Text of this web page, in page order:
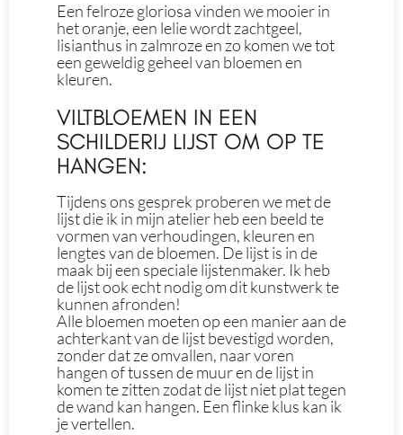
Een felroze gloriosa vinden we mooier in
het oranje, een lelie wordt zachtgeel,
lisianthus in zalmroze en zo komen we tot
een geweldig geheel van bloemen en
kleuren.
VILTBLOEMEN IN EEN
SCHILDERIJ LIJST OM OP TE
HANGEN:
Tijdens ons gesprek proberen we met de
lijst die ik in mijn atelier heb een beeld te
vormen van verhoudingen, kleuren en
lengtes van de bloemen. De lijst is in de
maak bij een speciale lijstenmaker. Ik heb
de lijst ook echt nodig om dit kunstwerk te
kunnen afronden!
Alle bloemen moeten op een manier aan de
achterkant van de lijst bevestigd worden,
zonder dat ze omvallen, naar voren
hangen of tussen de muur en de lijst in
komen te zitten zodat de lijst niet plat tegen
de wand kan hangen. Een flinke klus kan ik
je vertellen.